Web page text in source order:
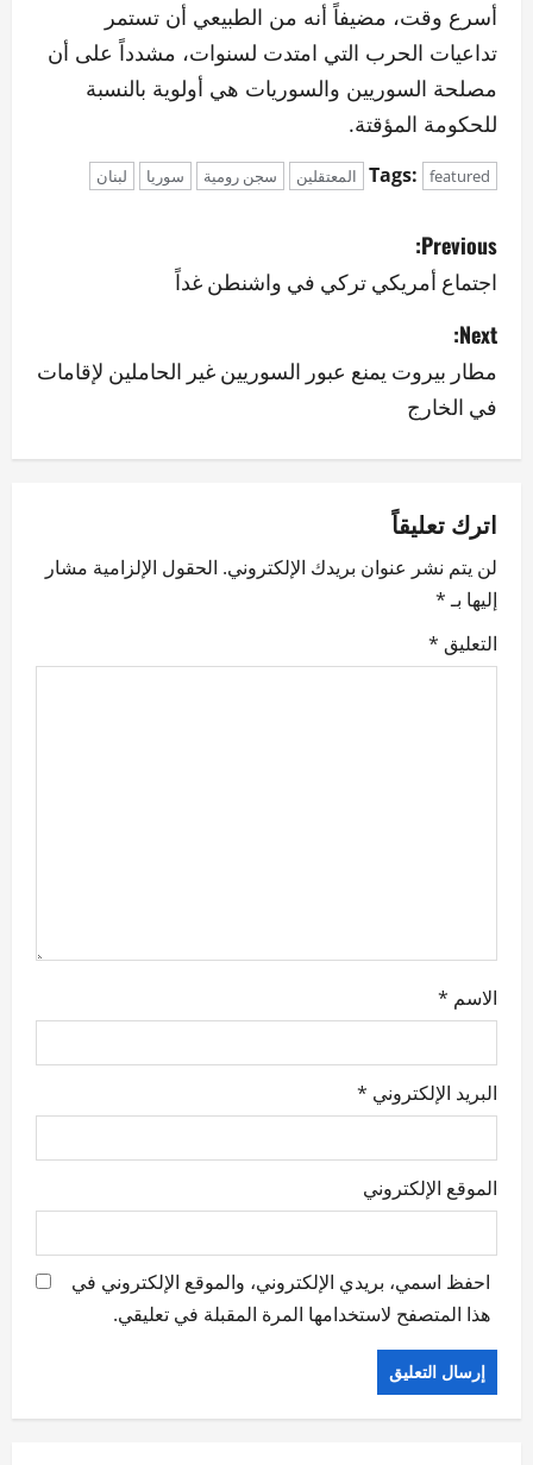
أسرع وقت، مضيفاً أنه من الطبيعي أن تستمر
تداعيات الحرب التي امتدت لسنوات، مشدداً على أن
مصلحة السوريين والسوريات هي أولوية بالنسبة
للحكومة المؤقتة.
Tags: featured المعتقلين سجن رومية سوريا لبنان
P
o
s
t
n
v
i
g
a
Previous:
اجتماع أمريكي تركي في واشنطن غداً
Next:
مطار بيروت يمنع عبور السوريين غير الحاملين لإقامات
في الخارج
اترك تعليقاً
لن يتم نشر عنوان بريدك الإلكتروني. الحقول الإلزامية مشار
إليها بـ*
التعليق *
الاسم *
البريد الإلكتروني *
الموقع الإلكتروني
احفظ اسمي، بريدي الإلكتروني، والموقع الإلكتروني في
هذا المتصفح لاستخدامها المرة المقبلة في تعليقي.